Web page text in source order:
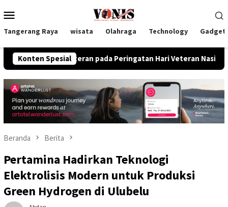
ke
Mobile
Tangerang Raya wisata Olahraga Technology
Konten Spesial
Veteran pada Peringatan Hari Veteran Nasional 2026
Beranda Berita
Pertamina Hadirkan Teknologi
Elektrolisis Modern untuk Produksi
Green Hydrogen di Ulubelu